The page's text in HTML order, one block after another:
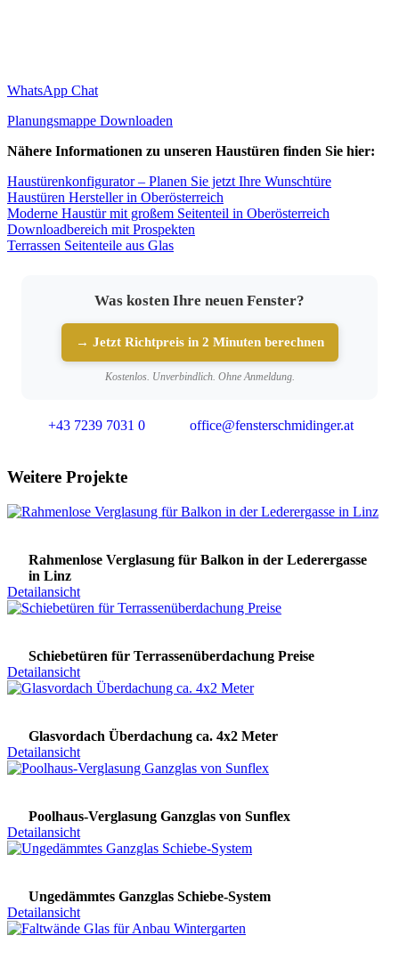
WhatsApp Chat
Planungsmappe Downloaden
Nähere Informationen zu unseren Haustüren finden Sie hier:
Haustürenkonfigurator – Planen Sie jetzt Ihre Wunschtüre
Haustüren Hersteller in Oberösterreich
Moderne Haustür mit großem Seitenteil in Oberösterreich
Downloadbereich mit Prospekten
Terrassen Seitenteile aus Glas
Was kosten Ihre neuen Fenster?
→ Jetzt Richtpreis in 2 Minuten berechnen
Kostenlos. Unverbindlich. Ohne Anmeldung.
+43 7239 7031 0 office@fensterschmidinger.at
Weitere Projekte
Rahmenlose Verglasung für Balkon in der Lederergasse
in Linz
Detailansicht
Schiebetüren für Terrassenüberdachung Preise
Detailansicht
Glasvordach Überdachung ca. 4x2 Meter
Detailansicht
Poolhaus-Verglasung Ganzglas von Sunflex
Detailansicht
Ungedämmtes Ganzglas Schiebe-System
Detailansicht